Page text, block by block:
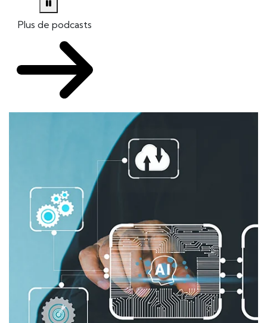
Plus de podcasts